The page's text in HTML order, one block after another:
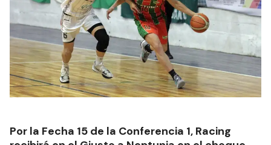
Por la Fecha 15 de la Conferencia 1, Racing